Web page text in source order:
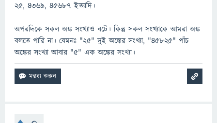
২৫, ৪৩৬৯, ৪৫৬৮৭ ইত্যাদি।
অপরদিকে সকল অঙ্ক সংখ্যাও বটে। কিন্তু সকল সংখ্যাকে আমরা অঙ্ক
বলতে পারি না। যেমনঃ "২৫" দুই অঙ্কের সংখ্যা, "৪৫৮২৫" পাঁচ
অঙ্কের সংখ্যা আবার "৫" এক অঙ্কের সংখ্যা।